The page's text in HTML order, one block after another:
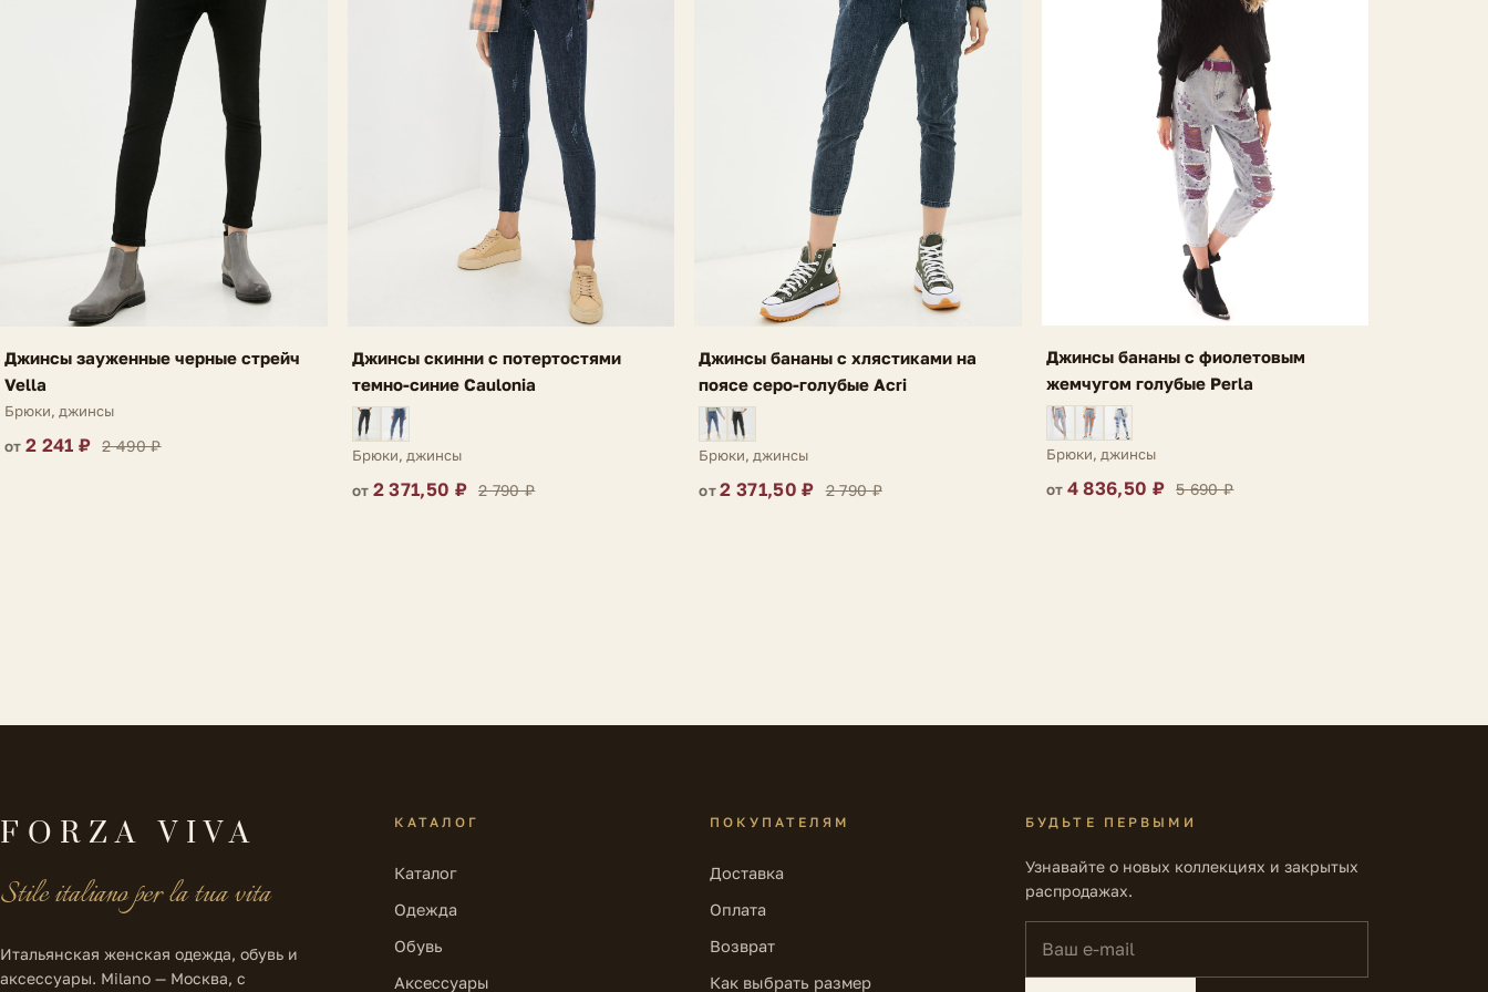
Джинсы зауженные черные стрейч
Vella
Брюки, джинсы
от 2 241 ₽ 2 490 ₽
Джинсы скинни с потертостями
темно-синие Caulonia
Брюки, джинсы
от 2 371,50 ₽ 2 790 ₽
Джинсы бананы с хлястиками на
поясе серо-голубые Acri
Брюки, джинсы
от2 371,50 ₽ 2 790 ₽
Джинсы бананы с фиолетовым
жемчугом голубые Perla
Брюки, джинсы
от 4 836,50 ₽ 5 690 ₽
FORZA VIVA
Stile italiano per la tua vita
Итальянская женская одежда, обувь и
аксессуары. Milano — Москва, с
КАТАЛОГ
Каталог
Одежда
Обувь
Аксессуары
ПОКУПАТЕЛЯМ
Доставка
Оплата
Возврат
Как выбрать размер
БУДЬТЕ ПЕРВЫМИ
Узнавайте о новых коллекциях и закрытых
распродажах.